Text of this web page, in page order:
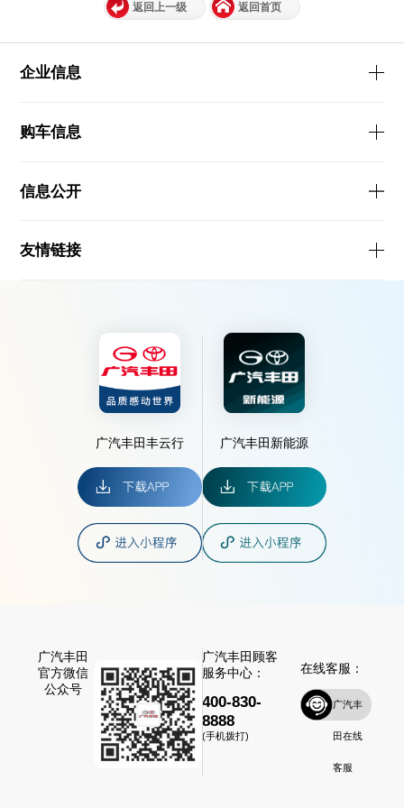
返回上一级 返回首页
企业信息
购车信息
信息公开
友情链接
广汽丰田丰云行 广汽丰田新能源
广汽丰田
官方微信
公众号
广汽丰田顾客
服务中心：
400-830-
8888
(手机拨打)
在线客服：
广汽丰
田在线
客服